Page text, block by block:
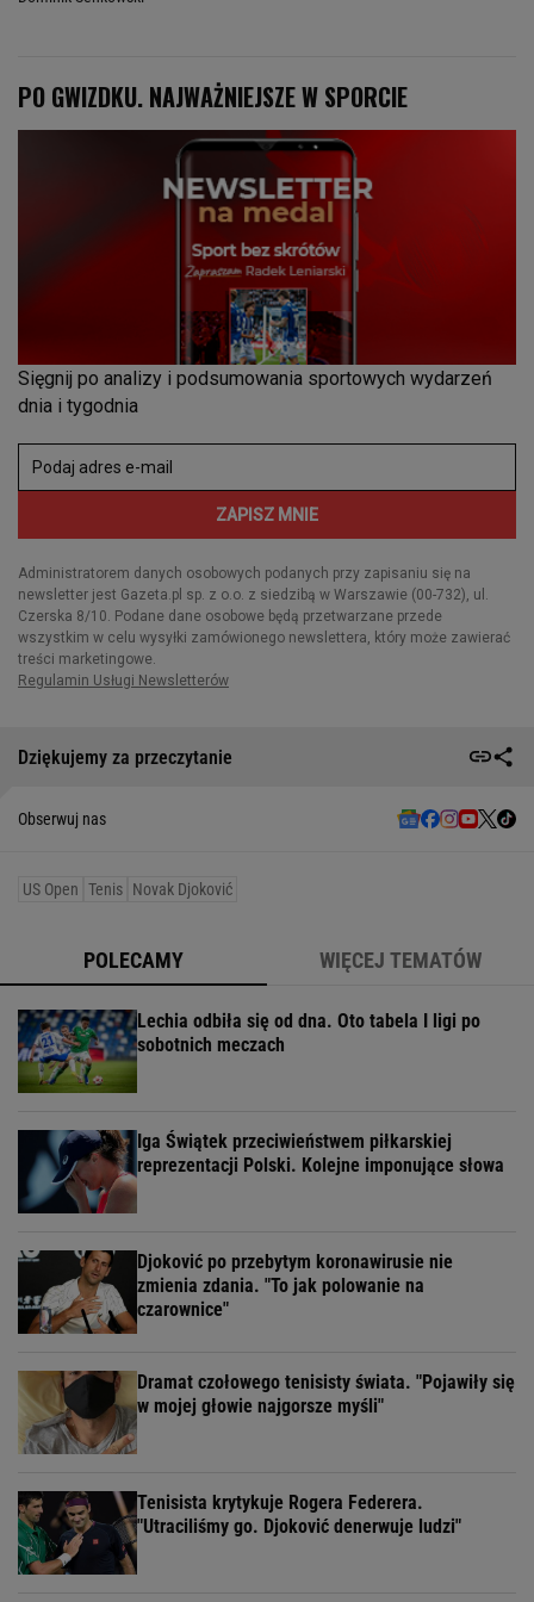
Dziękujemy za przeczytanie
Obserwuj nas
US Open Tenis Novak Djoković
POLECAMY WIĘCEJ TEMATÓW
Lechia odbiła się od dna. Oto tabela I ligi po
sobotnich meczach
Iga Świątek przeciwieństwem piłkarskiej
reprezentacji Polski. Kolejne imponujące słowa
Djoković po przebytym koronawirusie nie
zmienia zdania. "To jak polowanie na
czarownice"
Dramat czołowego tenisisty świata. "Pojawiły się
w mojej głowie najgorsze myśli"
Tenisista krytykuje Rogera Federera.
"Utraciliśmy go. Djoković denerwuje ludzi"